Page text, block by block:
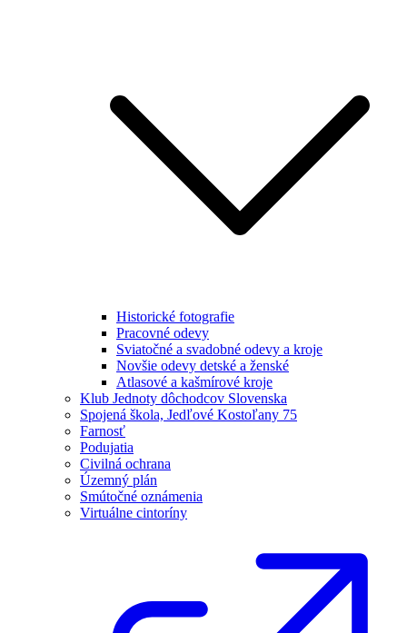
Historické fotografie
Pracovné odevy
Sviatočné a svadobné odevy a kroje
Novšie odevy detské a ženské
Atlasové a kašmírové kroje
Klub Jednoty dôchodcov Slovenska
Spojená škola, Jedľové Kostoľany 75
Farnosť
Podujatia
Civilná ochrana
Územný plán
Smútočné oznámenia
Virtuálne cintoríny